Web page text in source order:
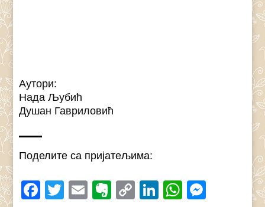
Аутори:
Нада Љубић
Душан Гавриловић
Поделите са пријатељима:
Facebook
Twitter
EmailEvernote
CopyLinkedIn